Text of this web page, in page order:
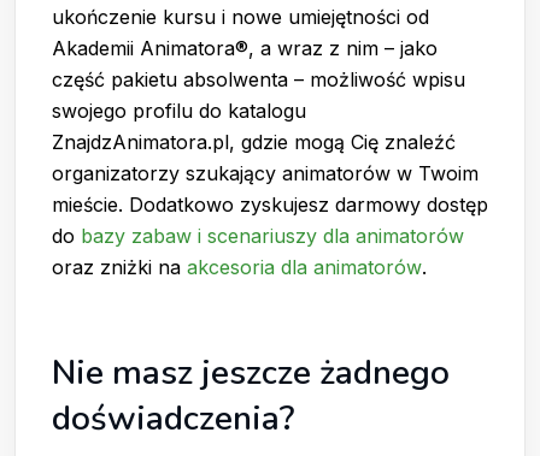
ukończenie kursu i nowe umiejętności od
Akademii Animatora®, a wraz z nim – jako
część pakietu absolwenta – możliwość wpisu
swojego profilu do katalogu
ZnajdzAnimatora.pl, gdzie mogą Cię znaleźć
organizatorzy szukający animatorów w Twoim
mieście. Dodatkowo zyskujesz darmowy dostęp
do bazy zabaw i scenariuszy dla animatorów
oraz zniżki na akcesoria dla animatorów.
Nie masz jeszcze żadnego
doświadczenia?